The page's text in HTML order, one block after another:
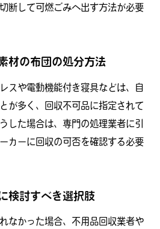
断して可燃ごみへ出す方法が必要
材の布団の処分方法
スや電動機能付き寝具などは、自
が多く、回収不可品に指定されて
した場合は、専門の処理業者に引
カーに回収の可否を確認する必要
検討すべき選択肢
なかった場合、不用品回収業者や